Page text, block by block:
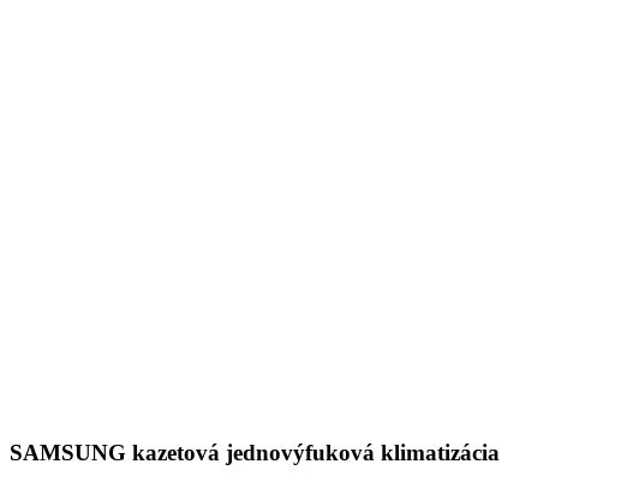
SAMSUNG kazetová jednovýfuková klimatizácia